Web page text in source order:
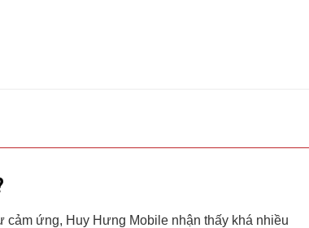
ứng, Huy Hưng Mobile nhận thấy khá nhiều